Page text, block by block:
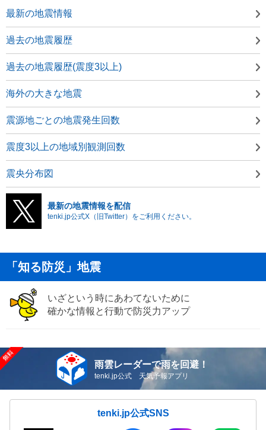
最新の地震情報
過去の地震履歴
過去の地震履歴(震度3以上)
海外の大きな地震
震源地ごとの地震発生回数
震度3以上の地域別観測回数
震央分布図
最新の地震情報を配信
tenki.jp公式X（旧Twitter）をご利用ください。
「知る防災」地震
いざという時にあわてないために
確かな情報と行動で防災力アップ
雨雲レーダーで雨を回避！
tenki.jp公式 天気予報アプリ
tenki.jp公式SNS